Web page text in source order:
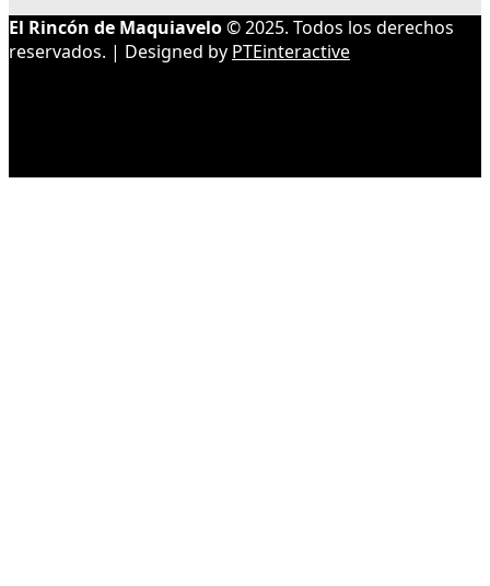
El Rincón de Maquiavelo© 2025. Todos los derechos
reservados. | Designed by PTEinteractive